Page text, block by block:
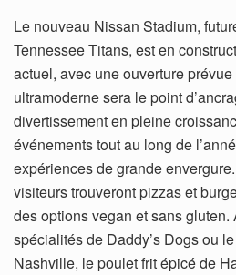
Le nouveau Nissan Stadium,
Tennessee Titans, est en
actuel, avec une ouverture
ultramoderne sera le point
divertissement en pleine
événements tout au long de
expériences de grande
visiteurs trouveront pizzas et
des options vegan et sans gluten.
spécialités de Daddy’s Dogs ou
Nashville, le poulet frit épicé de